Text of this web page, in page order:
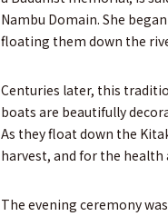
Nambu Domain. She
floating them down the
Centuries later, this
boats are beautifully
As they float down the
harvest, and for the
The evening ceremony